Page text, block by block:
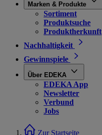
Marken & Produkte
Sortiment
Produktsuche
Produktherkunft
Nachhaltigkeit
Gewinnspiele
Über EDEKA
EDEKA App
Newsletter
Verbund
Jobs
Zur Startseite